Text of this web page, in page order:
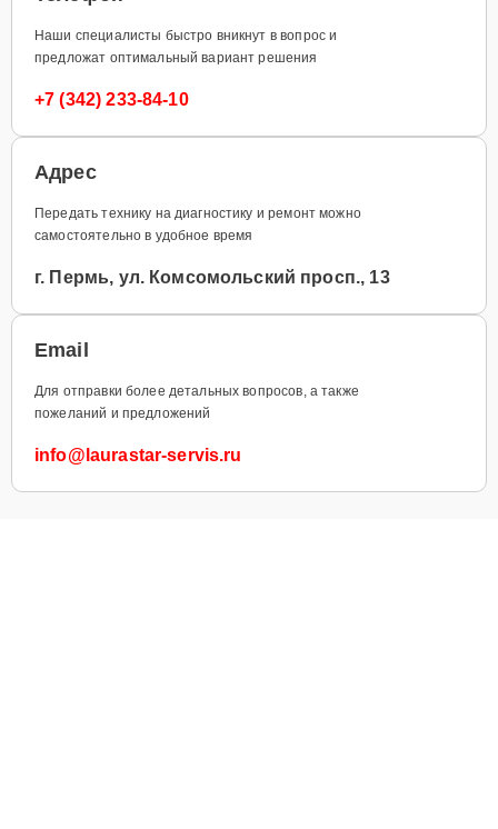
Наши специалисты быстро вникнут в вопрос и
предложат оптимальный вариант решения
+7 (342) 233-84-10
Адрес
Передать технику на диагностику и ремонт можно
самостоятельно в удобное время
г. Пермь, ул. Комсомольский просп., 13
Email
Для отправки более детальных вопросов, а также
пожеланий и предложений
info@laurastar-servis.ru